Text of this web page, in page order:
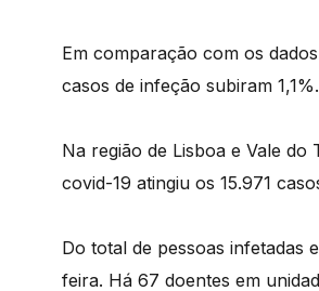
Em comparação com os
casos de infeção subiram 1,1%.
Na região de Lisboa e Vale
covid-19 atingiu os 15.971
Do total de pessoas infetadas
feira. Há 67 doentes em